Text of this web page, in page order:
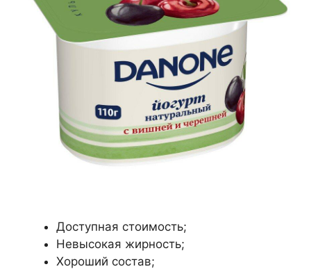
Доступная стоимость;
Невысокая жирность;
Хороший состав;